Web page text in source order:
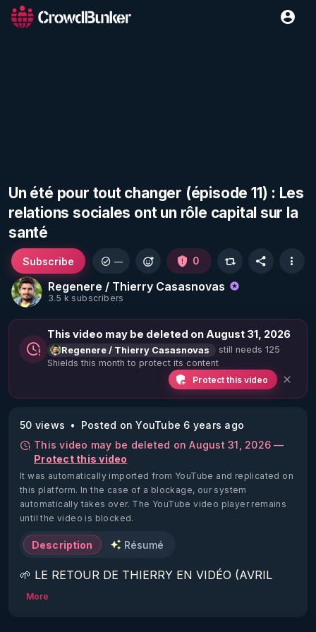
Un été pour tout changer (épisode 11) : Les
relations sociales ont un rôle capital sur la
santé
Regenere / Thierry Casasnovas
3.5 k subscribers
Subscribe — 0
This video may be deleted on August 31, 2026
Regenere / Thierry Casasnovas
still needs 125
Shields this month to protect its content
Protect this video
50 views
Posted on YouTube 6 years ago
This video may be deleted on August 31, 2026 —
Protect this video
It was automatically imported from YouTube and replicated on
this platform. In the case of a blockage, our system
automatically takes over. The YouTube video player remains
until the video is blocked.
Description Résumé
🌱 LE RETOUR DE THIERRY EN VIDÉO (AVRIL
2022)!
More